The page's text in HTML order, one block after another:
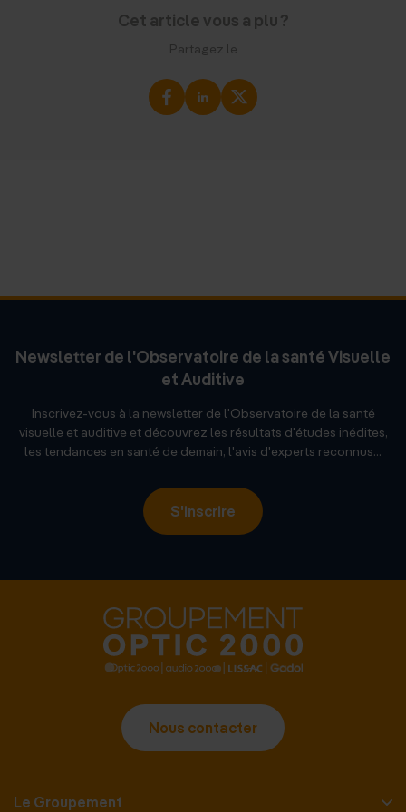
Cet article vous a plu ?
Partagez le
Nous contacter
Le Groupement
Newsletter de l'Observatoire de la santé Visuelle
et Auditive
Inscrivez-vous à la newsletter de l'Observatoire de la santé
visuelle et auditive et découvrez les résultats d'études inédites,
les tendances en santé de demain, l'avis d'experts reconnus...
S'inscrire